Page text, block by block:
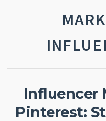
Influencer
Pinterest: